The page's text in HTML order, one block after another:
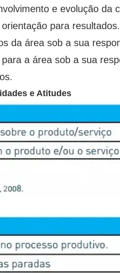
e evolução da
para
da área sob a sua
a área sob a sua
e Atitudes